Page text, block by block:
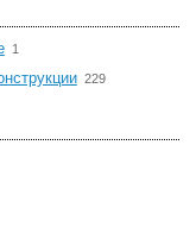
1
229